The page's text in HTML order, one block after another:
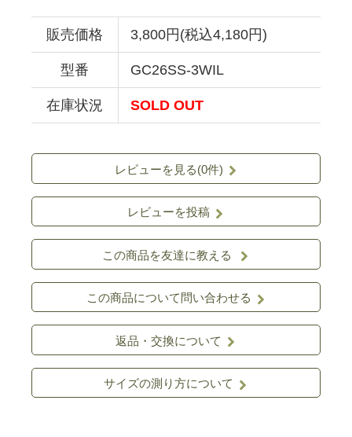
販売価格 3,800円(税込4,180円)
型番 GC26SS-3WIL
在庫状況 SOLD OUT
レビューを見る(0件)
レビューを投稿
この商品を友達に教える
この商品について問い合わせる
返品・交換について
サイズの測り方について